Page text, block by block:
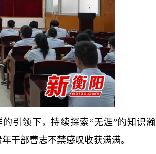
引领下，持续探索“无涯”的知识瀚
干部曹志不禁感叹收获满满。